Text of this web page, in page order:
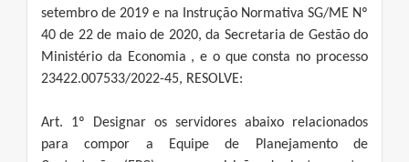
setembro de 2019 e na Instrução Normativa SG/ME Nº
40 de 22 de maio de 2020, da Secretaria de Gestão do
Ministério da Economia , e o que consta no processo
23422.007533/2022-45, RESOLVE:
Art. 1º Designar os servidores abaixo relacionados
para compor a Equipe de Planejamento de